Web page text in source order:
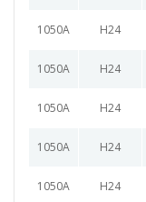
1050A H24
1050A H24
1050A H24
1050A H24
1050A H24